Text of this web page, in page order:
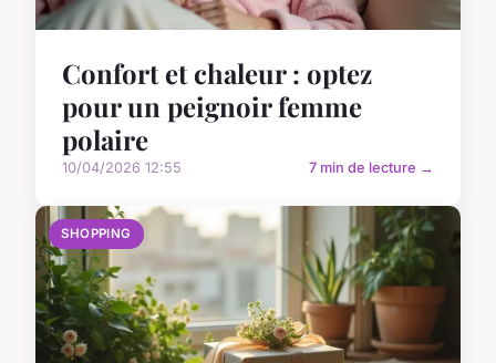
Confort et chaleur : optez
pour un peignoir femme
polaire
10/04/2026 12:55 7 min de lecture →
SHOPPING